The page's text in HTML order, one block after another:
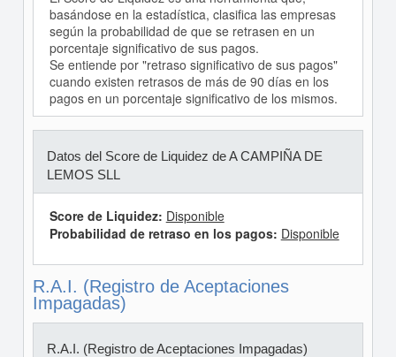
basándose en la estadística, clasifica las empresas
según la probabilidad de que se retrasen en un
porcentaje significativo de sus pagos.
Se entiende por "retraso significativo de sus pagos"
cuando existen retrasos de más de 90 días en los
pagos en un porcentaje significativo de los mismos.
Datos del Score de Liquidez de A CAMPIÑA DE
LEMOS SLL
Score de Liquidez: Disponible
Probabilidad de retraso en los pagos: Disponible
R.A.I. (Registro de Aceptaciones
Impagadas)
R.A.I. (Registro de Aceptaciones Impagadas)